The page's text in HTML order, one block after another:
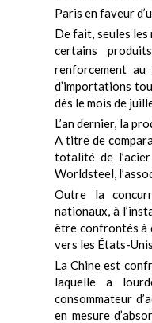
Paris en faveur
De fait, seules les
certains
renforcement au
d’importations
dès le mois de
L’an dernier, la
A titre de
totalité de
Worldsteel,
Outre la
nationaux, à
être confrontés à
vers les États-
La Chine est
laquelle a
consommateur
en mesure